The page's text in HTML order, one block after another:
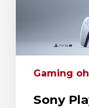
Gaming
Sony